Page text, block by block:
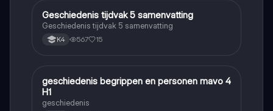
Geschiedenis
Geschiedenis tijdvak 5 samenvatting
Geschiedenis tijdvak 5 samenvatting
K4 567 15
Geschiedenis
geschiedenis begrippen en personen mavo 4
H1
geschiedenis